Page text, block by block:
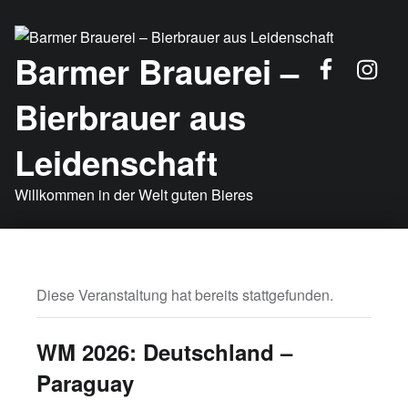
Barmer Brauerei –
Bierbrauer aus
Leidenschaft
Willkommen in der Welt guten Bieres
FB
Diese Veranstaltung hat bereits stattgefunden.
WM 2026: Deutschland –
Paraguay